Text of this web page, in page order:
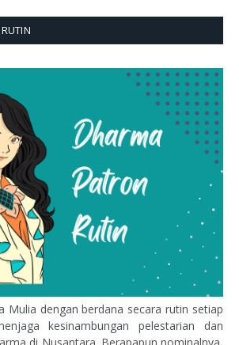
Mulia dengan berdana secara rutin setiap
kesinambungan pelestarian dan